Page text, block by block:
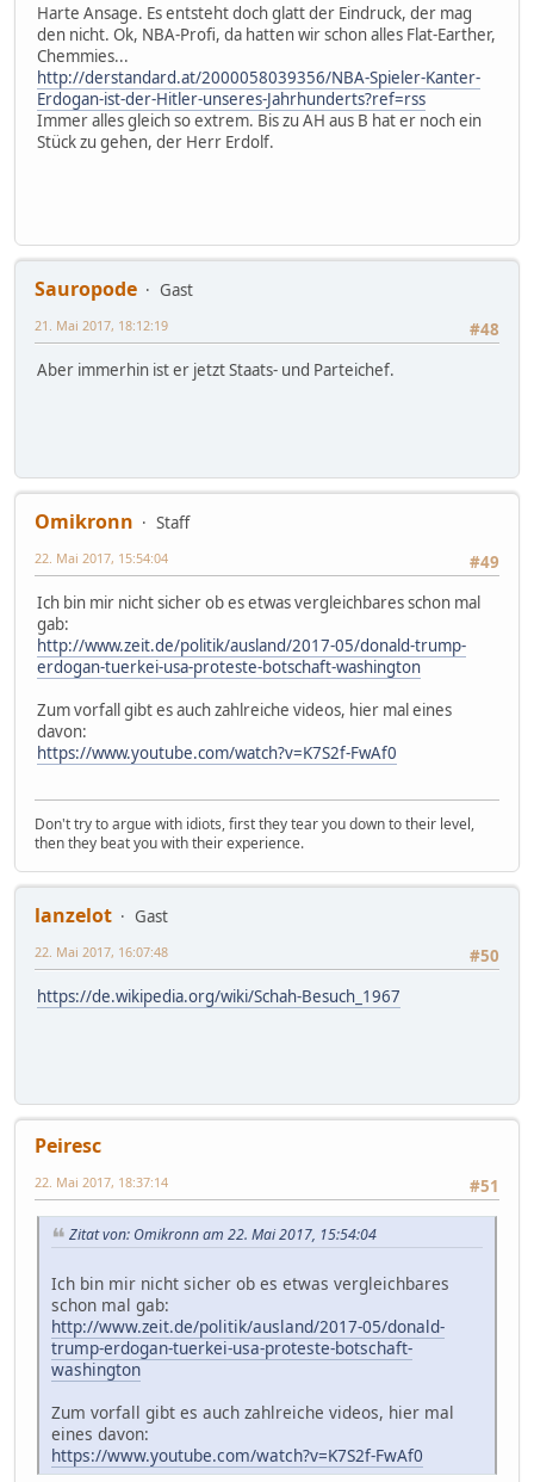
Harte Ansage. Es entsteht doch glatt der Eindruck, der mag
den nicht. Ok, NBA-Profi, da hatten wir schon alles Flat-Earther,
Chemmies...
http://derstandard.at/2000058039356/NBA-Spieler-Kanter-
Erdogan-ist-der-Hitler-unseres-Jahrhunderts?ref=rss
Immer alles gleich so extrem. Bis zu AH aus B hat er noch ein
Stück zu gehen, der Herr Erdolf.
Sauropode
Gast
#48
21. Mai 2017, 18:12:19
Aber immerhin ist er jetzt Staats- und Parteichef.
Omikronn
Staff
#49
22. Mai 2017, 15:54:04
Ich bin mir nicht sicher ob es etwas vergleichbares schon mal
gab:
http://www.zeit.de/politik/ausland/2017-05/donald-trump-
erdogan-tuerkei-usa-proteste-botschaft-washington
Zum vorfall gibt es auch zahlreiche videos, hier mal eines
davon:
https://www.youtube.com/watch?v=K7S2f-FwAf0
Don't try to argue with idiots, first they tear you down to their level,
then they beat you with their experience.
lanzelot
Gast
#50
22. Mai 2017, 16:07:48
https://de.wikipedia.org/wiki/Schah-Besuch_1967
Peiresc
#51
22. Mai 2017, 18:37:14
Zitat von: Omikronn am 22. Mai 2017, 15:54:04
Ich bin mir nicht sicher ob es etwas vergleichbares
schon mal gab:
http://www.zeit.de/politik/ausland/2017-05/donald-
trump-erdogan-tuerkei-usa-proteste-botschaft-
washington
Zum vorfall gibt es auch zahlreiche videos, hier mal
eines davon:
https://www.youtube.com/watch?v=K7S2f-FwAf0